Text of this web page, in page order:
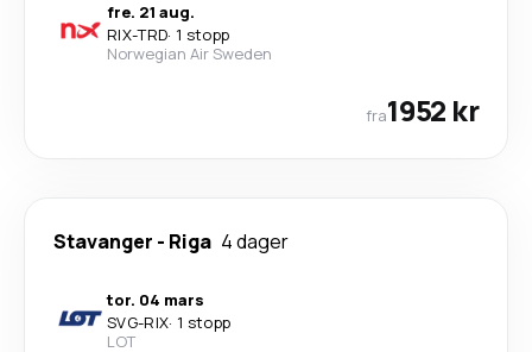
fre. 21 aug.
RIX-TRD· 1 stopp
Norwegian Air Sweden
fra1952 kr
Stavanger - Riga 4 dager
tor. 04 mars
SVG-RIX· 1 stopp
LOT